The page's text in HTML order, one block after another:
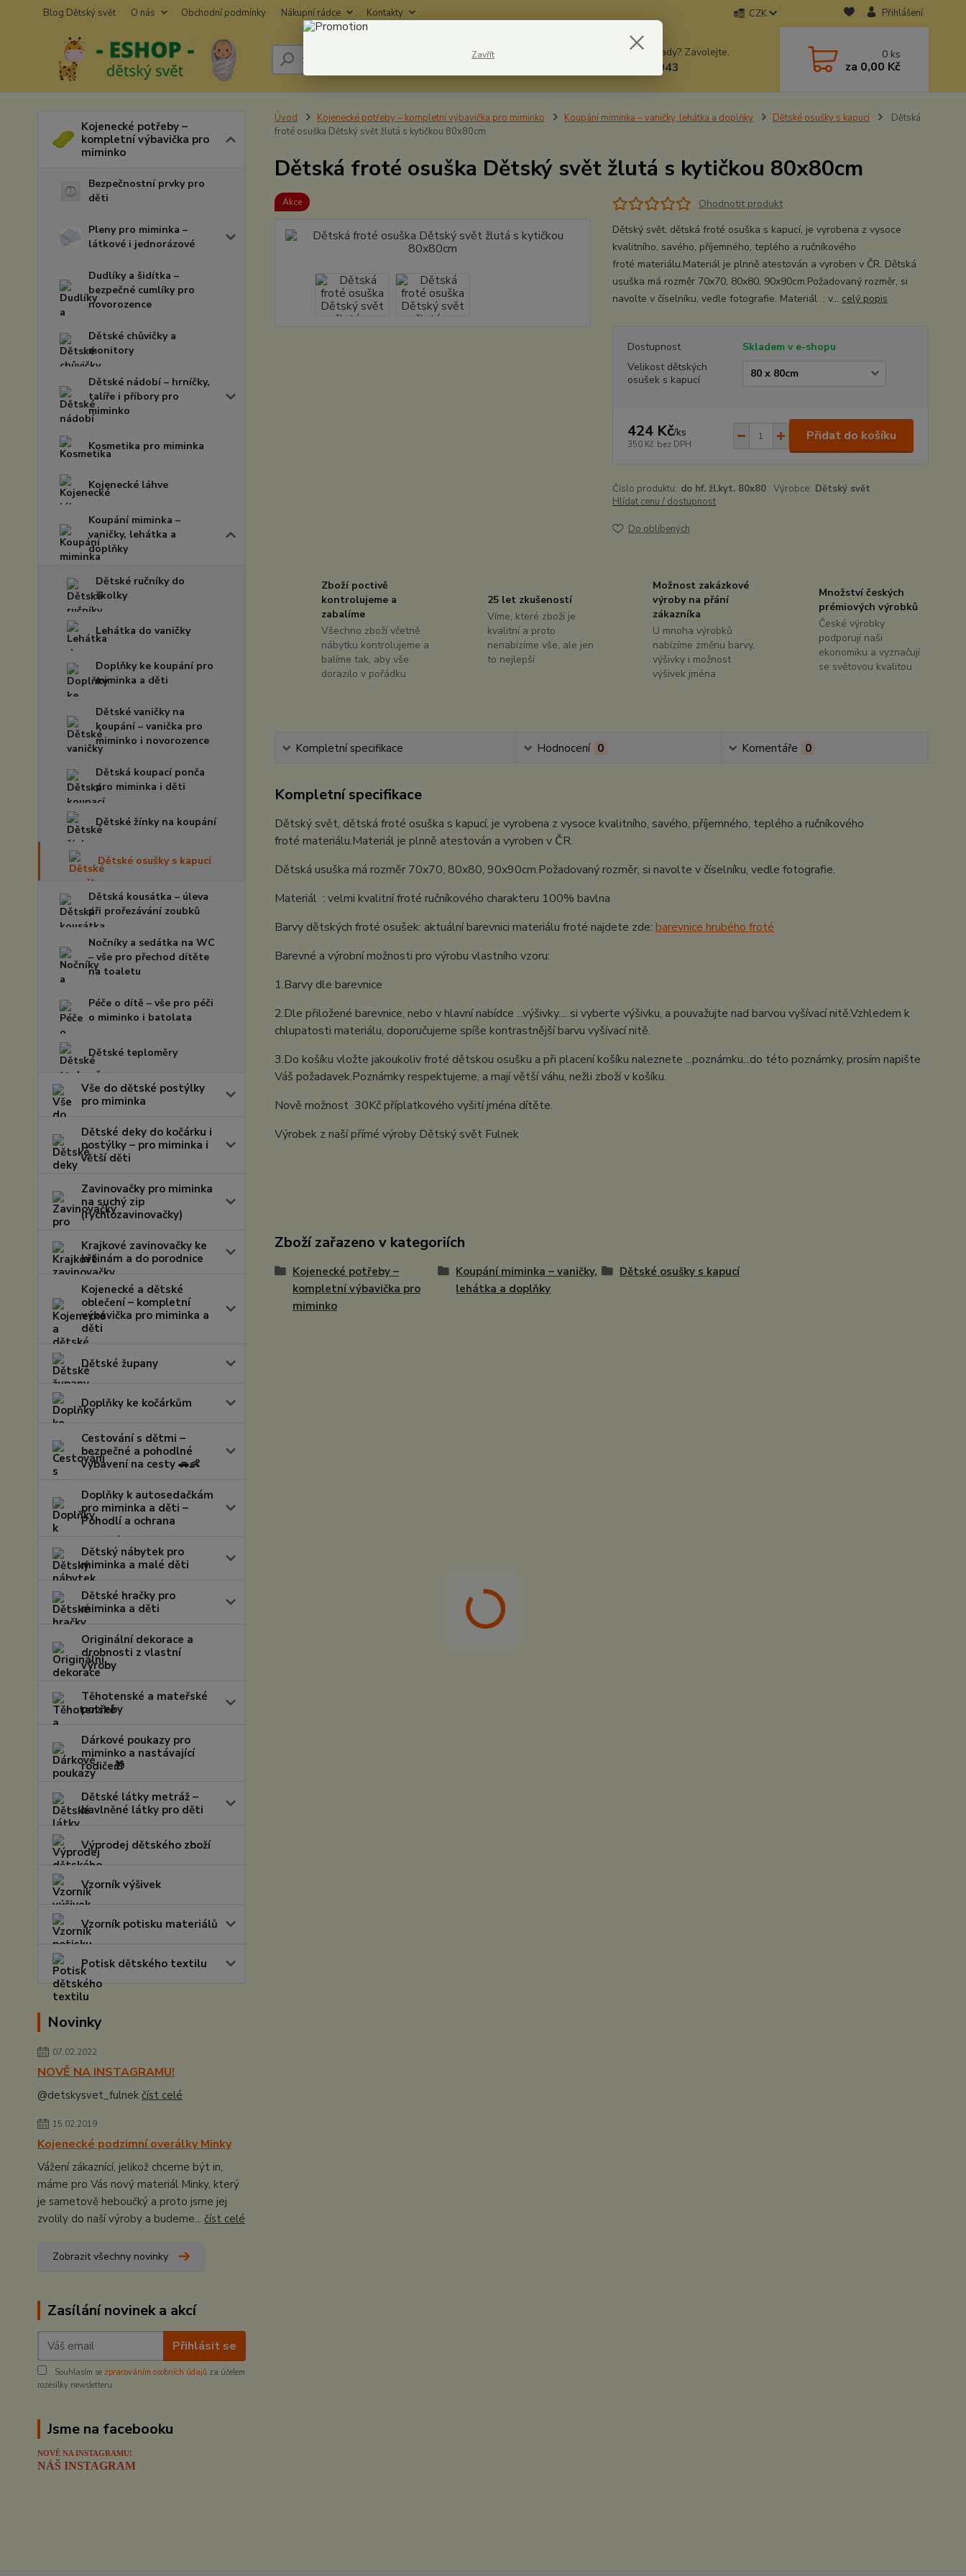
Blog Dětský svět O nás Obchodní podmínky Nákupní rádce Kontakty CZK Přihlášení
Hledat Nevíte si rady? Zavolejte.
604278943
0 ks
za 0,00 Kč
Kojenecké potřeby –
kompletní výbavička pro
miminko
Bezpečnostní prvky pro
děti
Pleny pro miminka –
látkové i jednorázové
Dudlíky a šidítka –
bezpečné cumlíky pro
novorozence
Dětské chůvičky a
monitory
Dětské nádobí – hrníčky,
talíře i příbory pro
miminko
Kosmetika pro miminka
Kojenecké láhve
Koupání miminka –
vaničky, lehátka a
doplňky
Dětské ručníky do
školky
Lehátka do vaničky
Doplňky ke koupání pro
miminka a děti
Dětské vaničky na
koupání – vanička pro
miminko i novorozence
Dětská koupací ponča
pro miminka i děti
Dětské žínky na koupání
Dětské osušky s kapucí
Dětská kousátka – úleva
při prořezávání zoubků
Nočníky a sedátka na WC
– vše pro přechod dítěte
na toaletu
Péče o dítě – vše pro péči
o miminko i batolata
Dětské teploměry
Vše do dětské postýlky
pro miminka
Dětské deky do kočárku i
postýlky – pro miminka i
větší děti
Zavinovačky pro miminka
na suchý zip
(rychlozavinovačky)
Krajkové zavinovačky ke
křtinám a do porodnice
Kojenecké a dětské
oblečení – kompletní
výbavička pro miminka a
děti
Dětské župany
Doplňky ke kočárkům
Cestování s dětmi –
bezpečné a pohodlné
vybavení na cesty 🚗👶
Doplňky k autosedačkám
pro miminka a děti –
Pohodlí a ochrana
Dětský nábytek pro
miminka a malé děti
Dětské hračky pro
miminka a děti
Originální dekorace a
drobnosti z vlastní
výroby
Těhotenské a mateřské
potřeby
Dárkové poukazy pro
miminko a nastávající
rodiče🎁
Dětské látky metráž –
bavlněné látky pro děti
Výprodej dětského zboží
Vzorník výšivek
Vzorník potisku materiálů
Potisk dětského textilu
Novinky
07.02.2022
NOVĚ NA INSTAGRAMU!
@detskysvet_fulnek číst celé
15.02.2019
Kojenecké podzimní overálky Minky
Vážení zákaznící, jelikož chceme být in,
máme pro Vás nový materiál Minky, který
je sametově heboučký a proto jsme jej
zvolily do naší výroby a budeme... číst celé
Zobrazit všechny novinky
Zasílání novinek a akcí
Přihlásit se
Souhlasím se zpracováním osobních údajů za účelem
rozesílky newsletteru.
Jsme na facebooku
NOVĚ NA INSTAGRAMU!
NÁŠ INSTAGRAM
Úvod Kojenecké potřeby – kompletní výbavička pro miminko Koupání miminka – vaničky, lehátka a doplňky Dětské osušky s kapucí
Dětská
froté osuška Dětský svět žlutá s kytičkou 80x80cm
Dětská froté osuška Dětský svět žlutá s kytičkou 80x80cm
Akce
Ohodnotit produkt
Dětský svět, dětská froté osuška s kapucí, je vyrobena z vysoce
kvalitního, savého, příjemného, teplého a ručníkového
froté materiálu.Materiál je plnně atestován a vyroben v ČR. Dětská
usuška má rozměr 70x70, 80x80, 90x90cm.Požadovaný rozměr, si
navolte v číselníku, vedle fotografie. Materiál : v... celý popis
Dostupnost
Skladem v e-shopu
Velikost dětských
osušek s kapucí
424 Kč/ks
350 Kč bez DPH
Přidat do košíku
Číslo produktu: do hf. žl.kyt. 80x80 Výrobce: Dětský svět
Hlídat cenu / dostupnost
Do oblíbených
Zboží poctivě
kontrolujeme a
zabalíme
Všechno zboží včetně
nábytku kontrolujeme a
balíme tak, aby vše
dorazilo v pořádku
25 let zkušeností
Víme, které zboží je
kvalitní a proto
nenabízíme vše, ale jen
to nejlepší
Možnost zakázkové
výroby na přání
zákazníka
U mnoha výrobků
nabízíme změnu barvy,
výšivky i možnost
výšivek jména
Množství českých
prémiových výrobků
České výrobky
podporují naši
ekonomiku a vyznačují
se světovou kvalitou
Kompletní specifikace Hodnocení 0 Komentáře 0
Kompletní specifikace
Dětský svět, dětská froté osuška s kapucí, je vyrobena z vysoce kvalitního, savého, příjemného, teplého a ručníkového
froté materiálu.Materiál je plnně atestován a vyroben v ČR.
Dětská usuška má rozměr 70x70, 80x80, 90x90cm.Požadovaný rozměr, si navolte v číselníku, vedle fotografie.
Materiál : velmi kvalitní froté ručníkového charakteru 100% bavlna
Barvy dětských froté osušek: aktuální barevnici materiálu froté najdete zde: barevnice hrubého froté
Barevné a výrobní možnosti pro výrobu vlastního vzoru:
1.Barvy dle barevnice
2.Dle přiložené barevnice, nebo v hlavní nabídce ...výšivky.... si vyberte výšivku, a pouvažujte nad barvou vyšívací nitě.Vzhledem k
chlupatosti materiálu, doporučujeme spíše kontrastnější barvu vyšívací nitě.
3.Do košíku vložte jakoukoliv froté dětskou osušku a při placení košíku naleznete ...poznámku...do této poznámky, prosím napište
Váš požadavek.Poznámky respektujeme, a mají větší váhu, nežli zboží v košíku.
Nově možnost 30Kč příplatkového vyšití jména dítěte.
Výrobek z naší přímé výroby Dětský svět Fulnek
Zboží zařazeno v kategoriích
Kojenecké potřeby –
kompletní výbavička pro
miminko
Koupání miminka – vaničky,
lehátka a doplňky
Dětské osušky s kapucí
Zavřít